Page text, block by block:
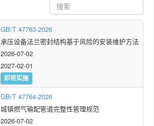
GB/T 47763-2026
承压设备法兰密封结构基于风险的安装维护方法
2026-07-02
2027-02-01
即将实施
GB/T 47764-2026
城镇燃气输配管道完整性管理规范
2026-07-02